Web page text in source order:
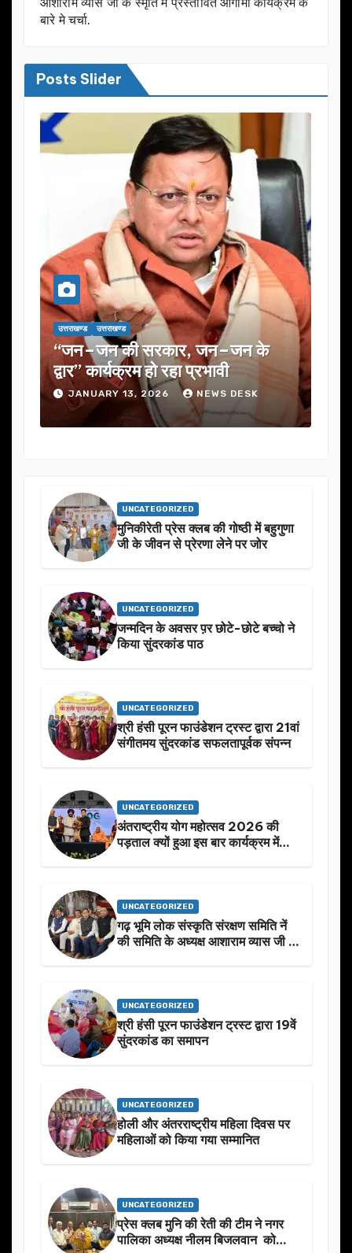
बारे मे चर्चा.
Posts Slider
उत्तराखण्ड
“जन–जन की सरकार, जन–जन के
द्वार” कार्यक्रम हो रहा प्रभावी
JANUARY 13, 2026 NEWS DESK
उत्तराखण्ड
यूजेवीएन
में कई अहम
UNCATEGORIZED
मुनिकीरेती प्रेस क्लब की गोष्ठी में बहुगुणा
जी के जीवन से प्रेरणा लेने पर जोर
UNCATEGORIZED
जन्मदिन के अवसर प़र छोटे-छोटे बच्चो ने
किया सुंदरकांड पाठ
UNCATEGORIZED
श्री हंसी पूरन फाउंडेशन ट्रस्ट द्वारा 21वां
संगीतमय सुंदरकांड सफलतापूर्वक संपन्न
UNCATEGORIZED
अंतराष्ट्रीय योग महोत्सव 2026 की
पड़ताल क्यों हुआ इस बार कार्यक्रम में
UNCATEGORIZED
गढ़ भूमि लोक संस्कृति संरक्षण समिति नें
की समिति के अध्यक्ष आशाराम व्यास जी के
UNCATEGORIZED
श्री हंसी पूरन फाउंडेशन ट्रस्ट द्वारा 19वें
सुंदरकांड का समापन
UNCATEGORIZED
होली और अंतरराष्ट्रीय महिला दिवस पर
महिलाओं को किया गया सम्मानित
UNCATEGORIZED
प्रेस क्लब मुनि की रेती की टीम ने नगर
पालिका अध्यक्ष नीलम बिजलवान को